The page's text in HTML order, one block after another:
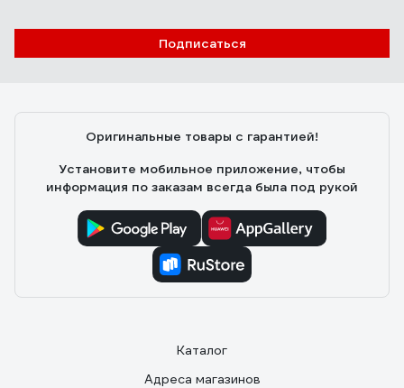
Подписаться
Оригинальные товары с гарантией!
Установите мобильное приложение, чтобы
информация по заказам всегда была под рукой
Каталог
Адреса магазинов